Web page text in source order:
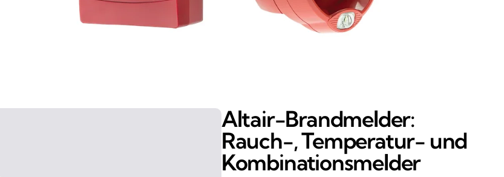
Altair-Brandmelder:
Rauch-, Temperatur- und
Kombinationsmelder